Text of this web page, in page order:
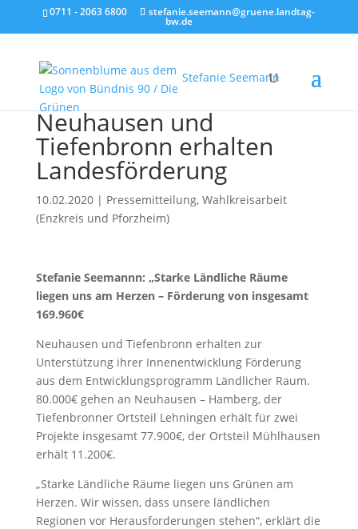
0711 - 2063 6800 stefanie.seemann@gruene.landtag-
bw.de
Stefanie Seemann
Neuhausen und
Tiefenbronn erhalten
Landesförderung
10.02.2020| Pressemitteilung, Wahlkreisarbeit
(Enzkreis und Pforzheim)
Stefanie Seemannn: „Starke Ländliche Räume
liegen uns am Herzen – Förderung von insgesamt
169.960€
Neuhausen und Tiefenbronn erhalten zur
Unterstützung ihrer Innenentwicklung Förderung
aus dem Entwicklungsprogramm Ländlicher Raum.
80.000€ gehen an Neuhausen – Hamberg, der
Tiefenbronner Ortsteil Lehningen erhält für zwei
Projekte insgesamt 77.900€, der Ortsteil Mühlhausen
erhält 11.200€.
„Starke Ländliche Räume liegen uns Grünen am
Herzen. Wir wissen, dass unsere ländlichen
Regionen vor Herausforderungen stehen“, erklärt die